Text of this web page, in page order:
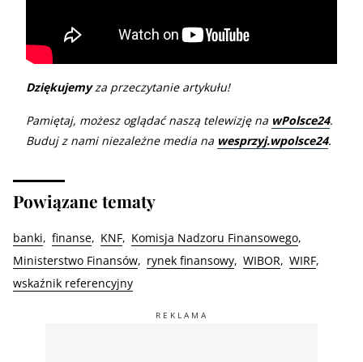
Dziękujemyza przeczytanie artykułu!
Pamiętaj, możesz oglądać naszą telewizję na wPolsce24.
Buduj z nami niezależne media na wesprzyj.wpolsce24.
Powiązane tematy
banki finanse KNF
Komisja Nadzoru Finansowego
Ministerstwo Finansów
rynek finansowy WIBOR
WIRF
wskaźnik referencyjny